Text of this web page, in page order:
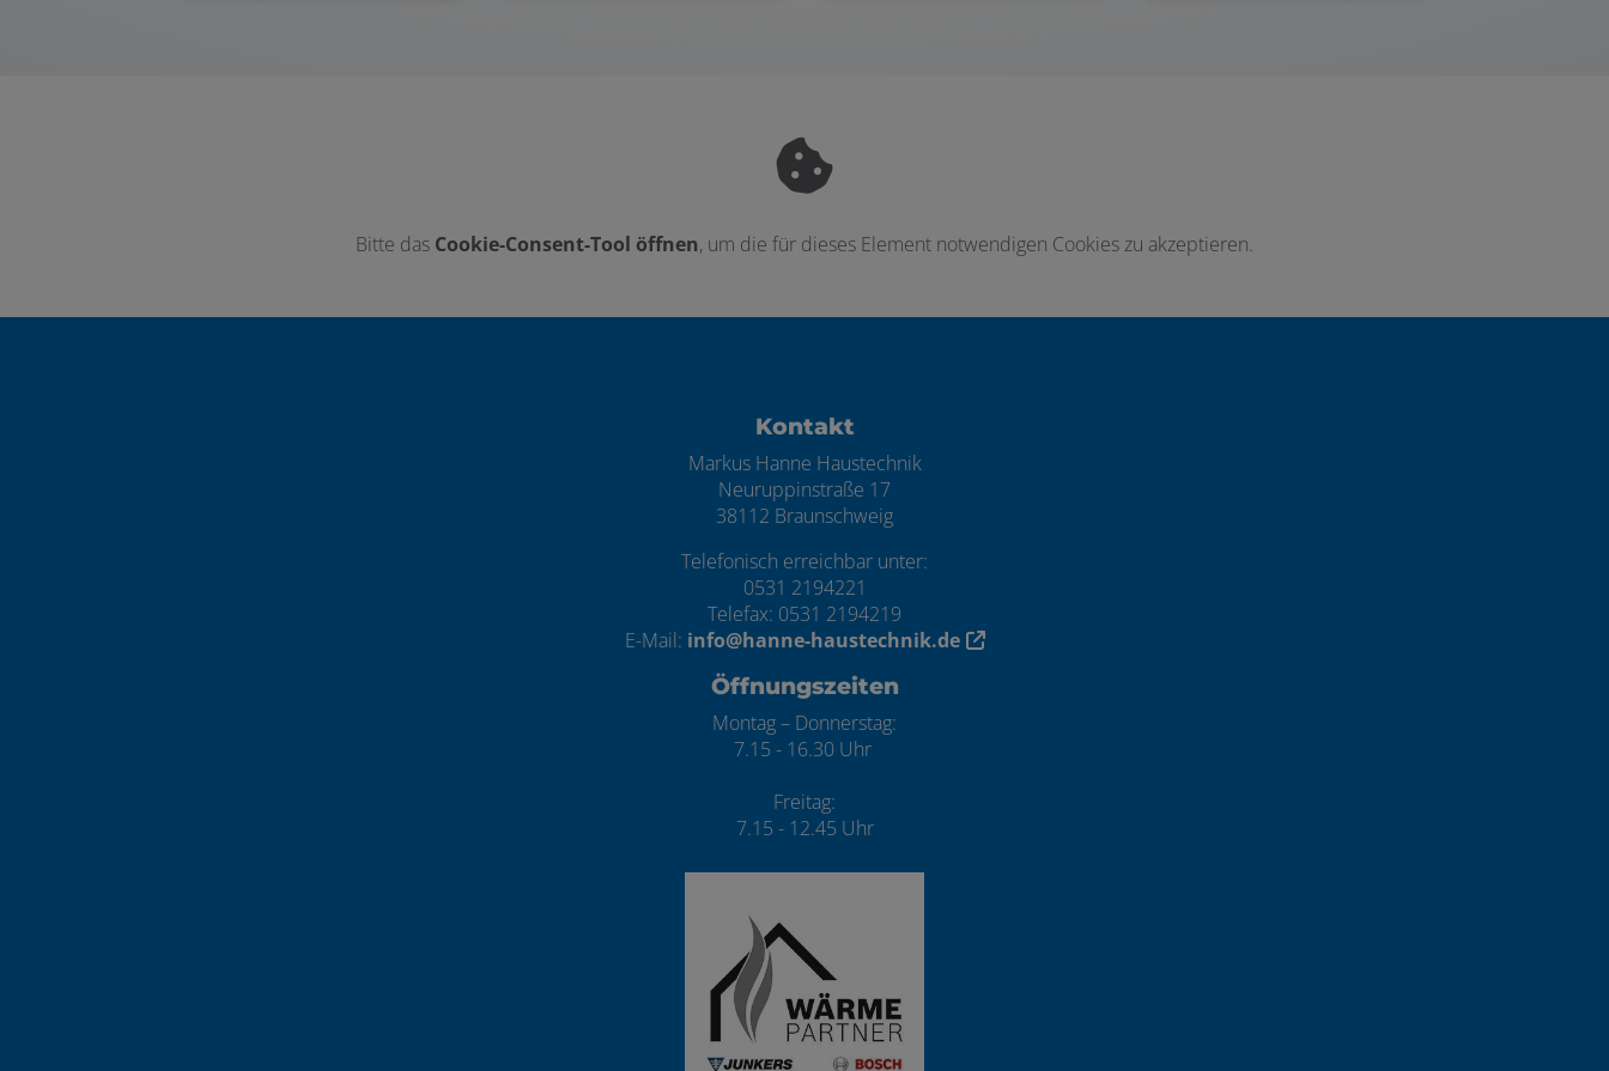
Bitte das Cookie-Consent-Tool öffnen, um die für dieses Element notwendigen Cookies zu akzeptieren.
Kontakt
Markus Hanne Haustechnik
Neuruppinstraße 17
38112 Braunschweig
Telefonisch erreichbar unter:
0531 2194221
Telefax: 0531 2194219
E-Mail: info@hanne-haustechnik.de
Öffnungszeiten
Montag – Donnerstag:
7.15 - 16.30 Uhr
Freitag:
7.15 - 12.45 Uhr